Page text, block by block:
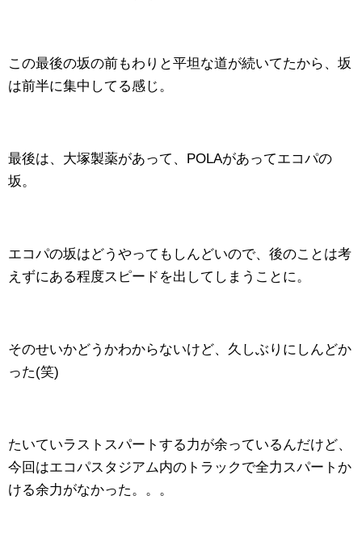
この最後の坂の前もわりと平坦な道が続いてたから、坂
は前半に集中してる感じ。
最後は、大塚製薬があって、POLAがあってエコパの
坂。
エコパの坂はどうやってもしんどいので、後のことは考
えずにある程度スピードを出してしまうことに。
そのせいかどうかわからないけど、久しぶりにしんどか
った(笑)
たいていラストスパートする力が余っているんだけど、
今回はエコパスタジアム内のトラックで全力スパートか
ける余力がなかった。。。